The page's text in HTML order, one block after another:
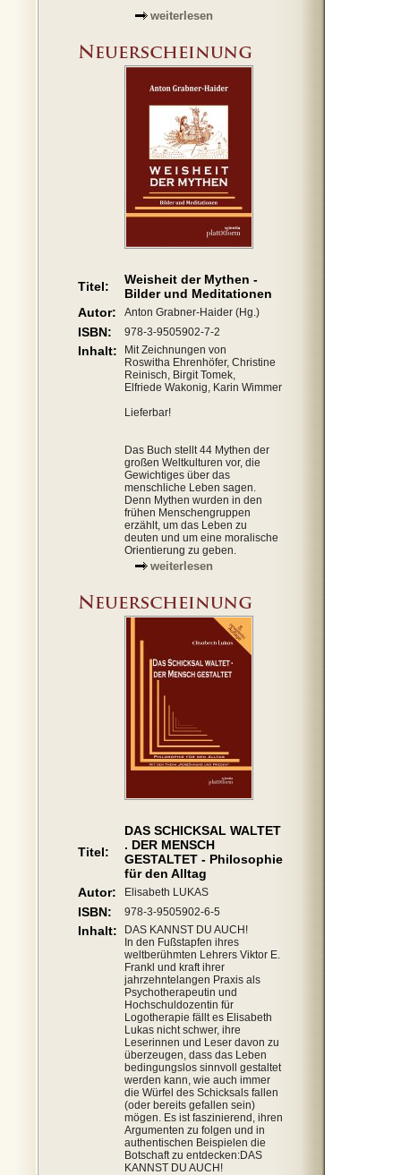
weiterlesen
Titel:
Weisheit der Mythen -
Bilder und Meditationen
Autor:
Anton Grabner-Haider (Hg.)
ISBN: 978-3-9505902-7-2
Inhalt:
Mit Zeichnungen von
Roswitha Ehrenhöfer, Christine
Reinisch, Birgit Tomek,
Elfriede Wakonig, Karin Wimmer
Lieferbar!
Das Buch stellt 44 Mythen der
großen Weltkulturen vor, die
Gewichtiges über das
menschliche Leben sagen.
Denn Mythen wurden in den
frühen Menschengruppen
erzählt, um das Leben zu
deuten und um eine moralische
Orientierung zu geben.
weiterlesen
Titel:
DAS SCHICKSAL WALTET
. DER MENSCH
GESTALTET - Philosophie
für den Alltag
Autor:
Elisabeth LUKAS
ISBN: 978-3-9505902-6-5
Inhalt:
DAS KANNST DU AUCH!
In den Fußstapfen ihres
weltberühmten Lehrers Viktor E.
Frankl und kraft ihrer
jahrzehntelangen Praxis als
Psychotherapeutin und
Hochschuldozentin für
Logotherapie fällt es Elisabeth
Lukas nicht schwer, ihre
Leserinnen und Leser davon zu
überzeugen, dass das Leben
bedingungslos sinnvoll gestaltet
werden kann, wie auch immer
die Würfel des Schicksals fallen
(oder bereits gefallen sein)
mögen. Es ist faszinierend, ihren
Argumenten zu folgen und in
authentischen Beispielen die
Botschaft zu entdecken:DAS
KANNST DU AUCH!